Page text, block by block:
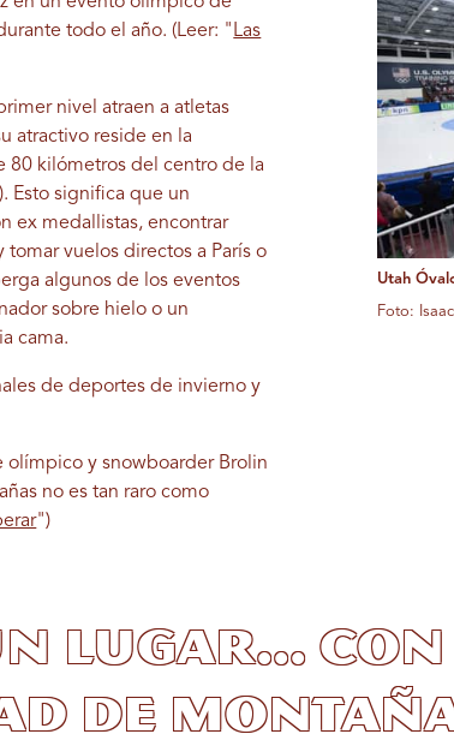
todo el año. (Leer: "Las
nivel atraen a atletas
atractivo reside en la
80 kilómetros del centro de la
Esto significa que un
ex medallistas, encontrar
vuelos directos a París o
algunos de los eventos
sobre hielo o un
cama.
de deportes de invierno y
olímpico y snowboarder Brolin
no es tan raro como
")
Utah
Foto:
lugar...
de